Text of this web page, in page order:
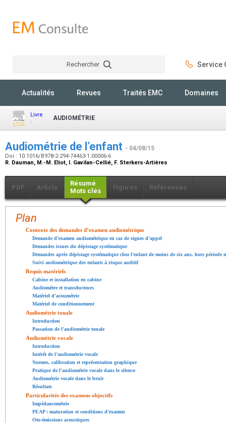
Rechercher Service
Actualités Revues Traités EMC Domaines
Livre
:
AUDIOMÉTRIE
Audiométrie de l’enfant - 04/08/15
Doi : 10.1016/B978-2-294-74463-1.00006-6
R. Dauman, M.-M. Eliot, I. Gavilan-Cellié, F. Sterkers-Artières
PDF Article
Résumé
Mots clés
Figures Références
Plan
Contexte des demandes d’examen audiométrique
Demande d’examen audiométrique en cas de signes d’appel
Demandes issues du dépistage systématique
Demandes après dépistage systématique chez l’enfant de moins de six ans, hors période
Suivi audiométrique des enfants à risque auditif
Requis matériels
Cabine et installation en cabine
Audiomètre et transducteurs
Matériel d’acoumétrie
Matériel de conditionnement
Audiométrie tonale
Introduction
Passation de l’audiométrie tonale
Audiométrie vocale
Introduction
Intérêt de l’audiométrie vocale
Normes, calibration et représentation graphique
Pratique de l’audiométrie vocale dans le silence
Audiométrie vocale dans le bruit
Résultats
Particularités des examens objectifs
Impédancemétrie
PEAP : maturation et conditions d’examen
Oto-émissions acoustiques